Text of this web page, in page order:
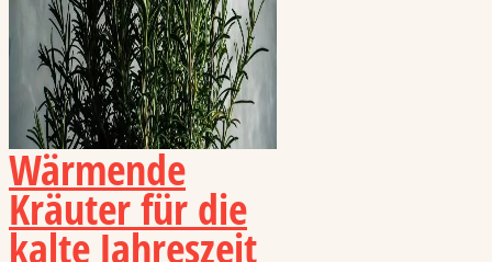
Wärmende
Kräuter für die
kalte Jahreszeit